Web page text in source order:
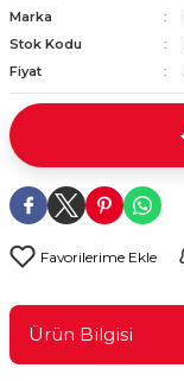
ve Modüller
Marka
Stok Kodu
Fiyat
Ürün Bilgisi